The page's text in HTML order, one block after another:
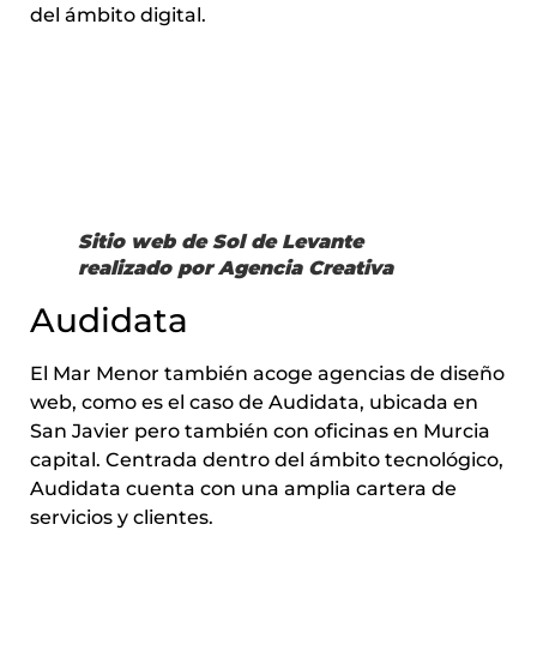
del ámbito digital.
Sitio web de Sol de Levante
realizado por Agencia Creativa
Audidata
El Mar Menor también acoge agencias de diseño
web, como es el caso de Audidata, ubicada en
San Javier pero también con oficinas en Murcia
capital. Centrada dentro del ámbito tecnológico,
Audidata cuenta con una amplia cartera de
servicios y clientes.